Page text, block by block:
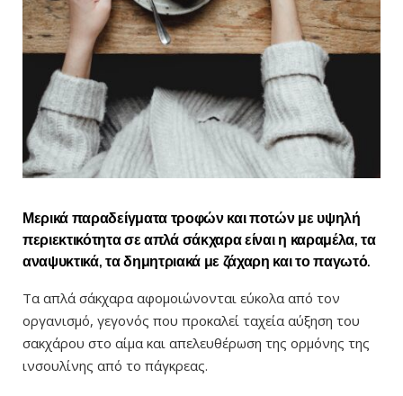
Μερικά παραδείγματα τροφών και ποτών με υψηλή
περιεκτικότητα σε απλά σάκχαρα είναι η καραμέλα, τα
αναψυκτικά, τα δημητριακά με ζάχαρη και το παγωτό.
Τα απλά σάκχαρα αφομοιώνονται εύκολα από τον
οργανισμό, γεγονός που προκαλεί ταχεία αύξηση του
σακχάρου στο αίμα και απελευθέρωση της ορμόνης της
ινσουλίνης από το πάγκρεας.